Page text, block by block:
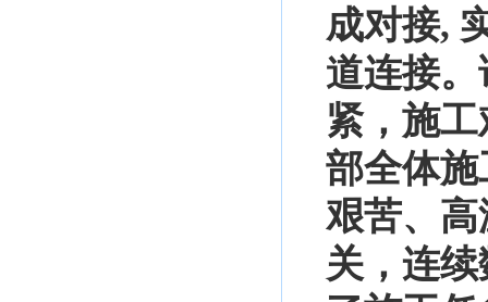
成对接,
道连接
紧，施
部全体
艰苦、
关，连